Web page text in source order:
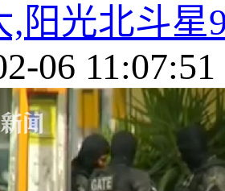
阳光北斗星
06 11:07:51